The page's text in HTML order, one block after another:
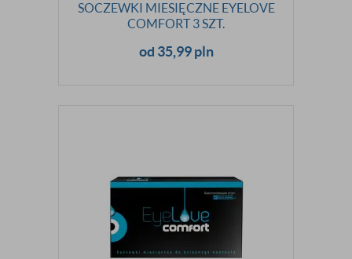
SOCZEWKI MIESIĘCZNE EYELOVE
COMFORT 3 SZT.
od 35,99 pln